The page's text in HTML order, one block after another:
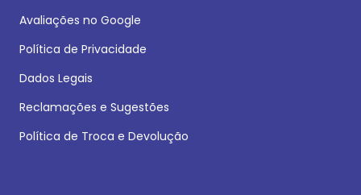
Avaliações no Google
Política de Privacidade
Dados Legais
Reclamações e Sugestões
Política de Troca e Devolução